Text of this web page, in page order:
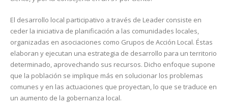
El desarrollo local participativo a través de Leader consiste en
ceder la iniciativa de planificación a las comunidades locales,
organizadas en asociaciones como Grupos de Acción Local. Éstas
elaboran y ejecutan una estrategia de desarrollo para un territorio
determinado, aprovechando sus recursos. Dicho enfoque supone
que la población se implique más en solucionar los problemas
comunes y en las actuaciones que proyectan, lo que se traduce en
un aumento de la gobernanza local.